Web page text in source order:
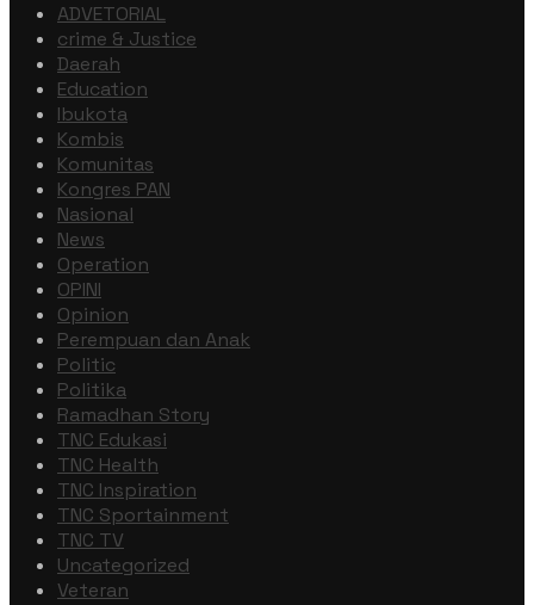
ADVETORIAL
crime & Justice
Daerah
Education
Ibukota
Kombis
Komunitas
Kongres PAN
Nasional
News
Operation
OPINI
Opinion
Perempuan dan Anak
Politic
Politika
Ramadhan Story
TNC Edukasi
TNC Health
TNC Inspiration
TNC Sportainment
TNC TV
Uncategorized
Veteran